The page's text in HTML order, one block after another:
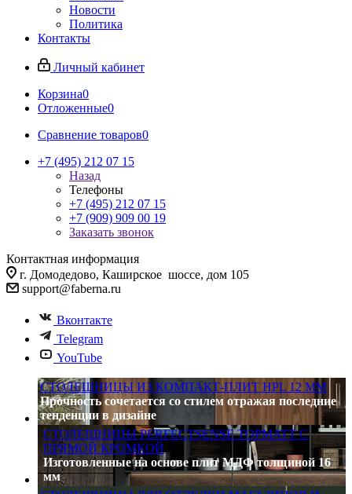
Новости
Политика
Контакты
Личный кабинет
Корзина0
Отложенные0
Сравнение товаров0
+7 (495) 212 07 15
Назад
Телефоны
+7 (495) 212 07 15
+7 (909) 909 00 19
Заказать звонок
Контактная информация
г. Домодедово, Каширское шоссе, дом 105
support@faberna.ru
Вконтакте
Telegram
YouTube
СТОЛЕШНИЦЫ ИЗ КОМПАКТ-ПЛИТ HPL 12 ММ
Прочность сочетается со стилемотражая последние
тенденции в дизайне
СТОЛЕШНИЦЫ PERFECTSENSE TOPMATT С
ПРЯМОЙ КРОМКОЙ
Изготовленные на основе плит МДФ толщиной 16
мм